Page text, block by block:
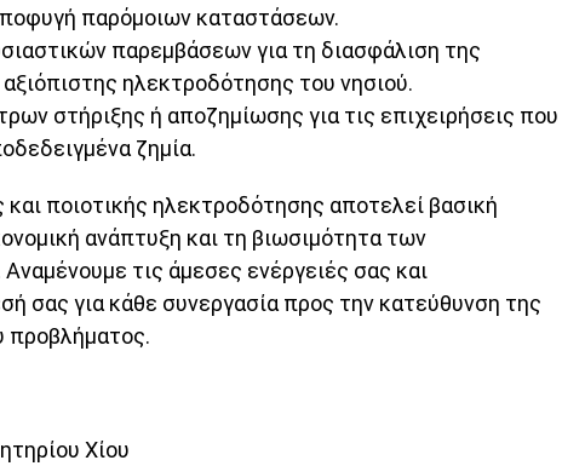
παρόμοιων καταστάσεων.
παρεμβάσεων για τη διασφάλιση της
ηλεκτροδότησης του νησιού.
στήριξης ή αποζημίωσης για τις επιχειρήσεις που
ζημία.
ποιοτικής ηλεκτροδότησης αποτελεί βασική
ανάπτυξη και τη βιωσιμότητα των
τις άμεσες ενέργειές σας και
σας για κάθε συνεργασία προς την κατεύθυνση της
προβλήματος.
Χίου